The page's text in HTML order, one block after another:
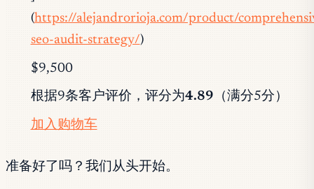
(https://alejandrorioja.com/product/
seo-audit-strategy/)
$9,500
根据9条客户评价，评分为4.89 （满分5分）
加入购物车
准备好了吗？我们从头开始。